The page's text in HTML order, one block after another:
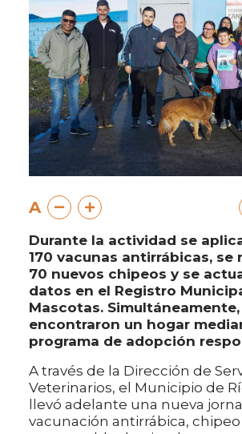
A
Durante la actividad se
170 vacunas antirrábicas, se
70 nuevos chipeos y se
datos en el Registro
Mascotas.
encontraron un hogar
programa de adopción
A través de la Dirección de
Veterinarios, el Municipio de
llevó adelante una nueva
vacunación antirrábica,